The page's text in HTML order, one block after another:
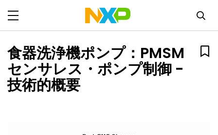
食器洗浄機ポンプ：PMSM
センサレス・ポンプ制御 -
技術的概要